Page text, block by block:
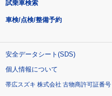
試乗車検索
車検/点検/整備予約
安全データシート(SDS)
個人情報について
帯広スズキ 株式会社 古物商許可証番